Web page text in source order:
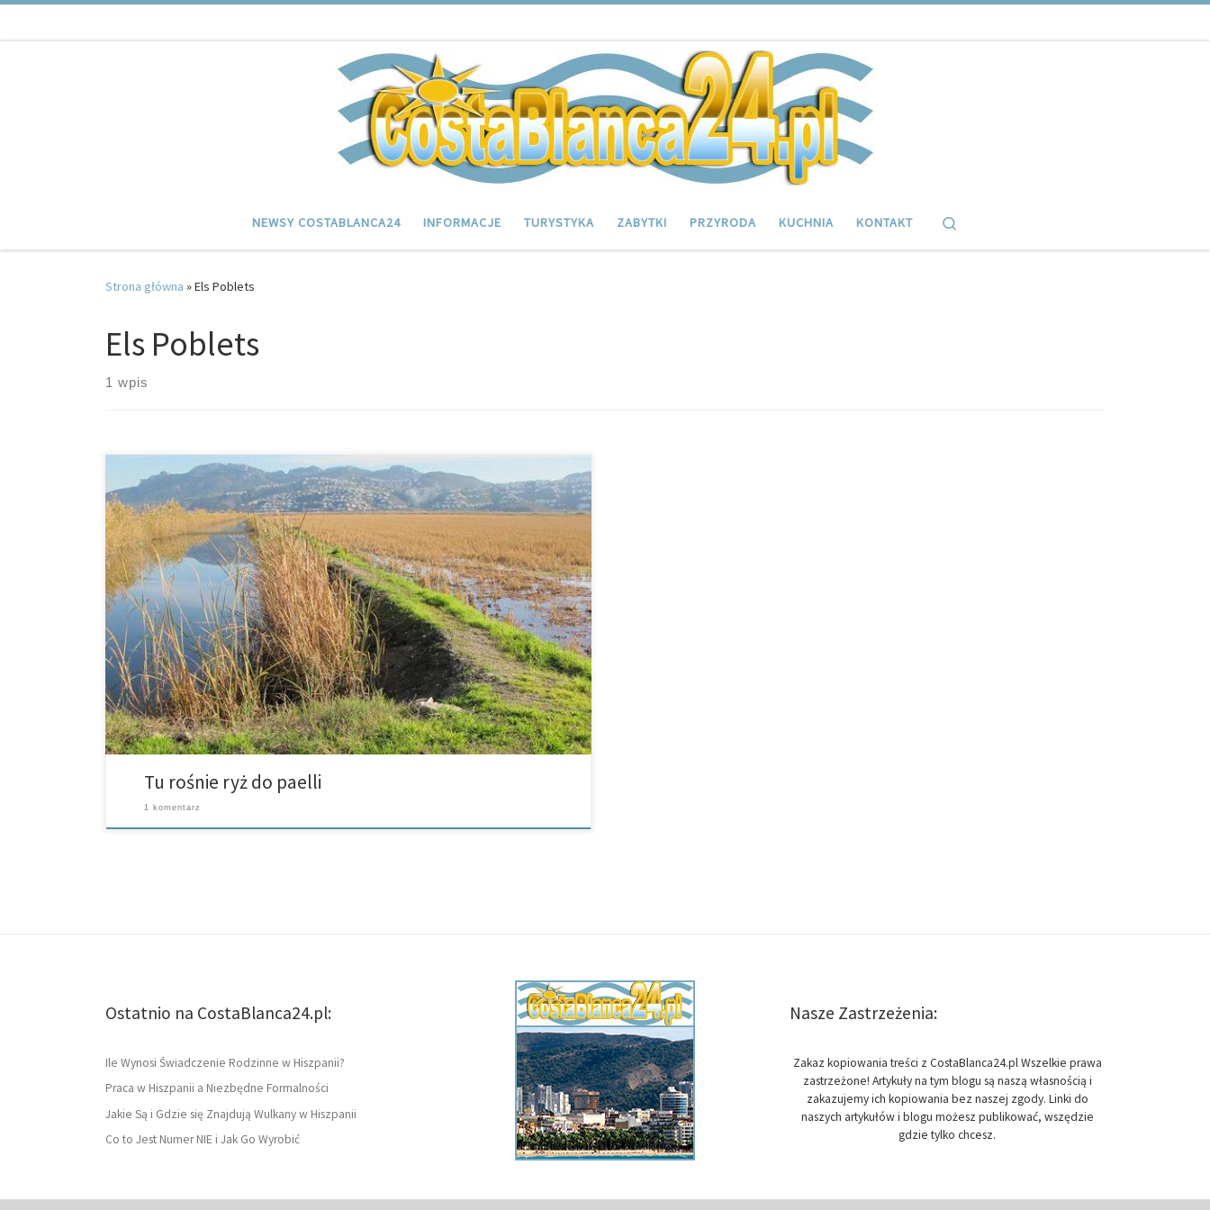
NEWSY COSTABLANCA24 INFORMACJE TURYSTYKA ZABYTKI PRZYRODA KUCHNIA KONTAKT
Strona główna »Els Poblets
Els Poblets
1 wpis
Całkiem na północy Marina Alta znajdują się dwie małe gminy Els Poblets oraz Pego.
Nie na darmo wielu Niemców właśnie ten teren wybrało sobie na swój drugi dom. Z
dala […]
Tu rośnie ryż do paelli
1 komentarz
Ostatnio na CostaBlanca24.pl:
Ile Wynosi Świadczenie Rodzinne w Hiszpanii?
Praca w Hiszpanii a Niezbędne Formalności
Jakie Są i Gdzie się Znajdują Wulkany w Hiszpanii
Co to Jest Numer NIE i Jak Go Wyrobić
Nasze Zastrzeżenia:
Zakaz kopiowania treści z CostaBlanca24.pl Wszelkie prawa
zastrzeżone! Artykuły na tym blogu są naszą własnością i
zakazujemy ich kopiowania bez naszej zgody. Linki do
naszych artykułów i blogu możesz publikować, wszędzie
gdzie tylko chcesz.